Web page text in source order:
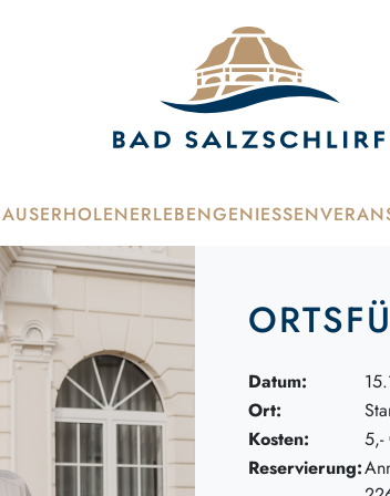
ERHOLENERLEBENGENIESSEN
Datum:
Ort:
Kosten:
5,-
Reservierung: